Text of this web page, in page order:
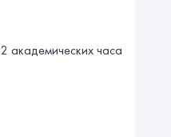
2 академических часа